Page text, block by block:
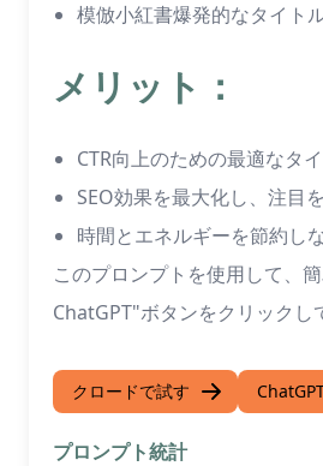
模倣小紅書爆発的なタイト
メリット：
CTR向上のための最適なタ
SEO効果を最大化し、注目
時間とエネルギーを節約し
このプロンプトを使用して、
ChatGPT"ボタンをクリックし
クロードで試す
プロンプト統計